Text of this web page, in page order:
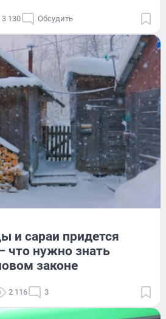
3 130 Обсудить
и сараи придется
что нужно знать
законе
2 116 3